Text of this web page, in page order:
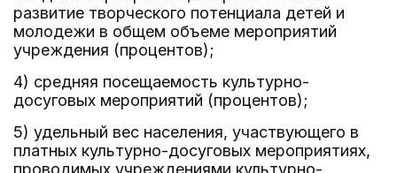
развитие творческого потенциала детей и
молодежи в общем объеме мероприятий
учреждения (процентов);
4) средняя посещаемость культурно-
досуговых мероприятий (процентов);
5) удельный вес населения, участвующего в
платных культурно-досуговых мероприятиях,
проводимых учреждениями культурно-